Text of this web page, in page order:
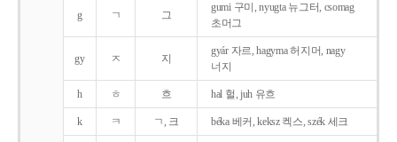
g ㄱ 그
gumi 구미, nyugta 뉴그터, csomag
초머그
gy ㅈ 지
gyár 자르, hagyma 허지머, nagy
너지
h ㅎ 흐 hal 헐, juh 유흐
k ㅋ ㄱ, 크 béka 베커, keksz 켁스, szék 세크